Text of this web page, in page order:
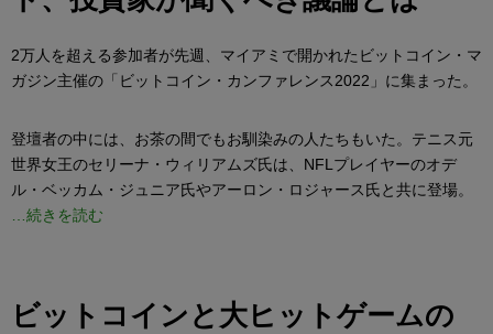
2万人を超える参加者が先週、マイアミで開かれたビットコイン・マ
ガジン主催の「ビットコイン・カンファレンス2022」に集まった。
登壇者の中には、お茶の間でもお馴染みの人たちもいた。テニス元
世界女王のセリーナ・ウィリアムズ氏は、NFLプレイヤーのオデ
ル・ベッカム・ジュニア氏やアーロン・ロジャース氏と共に登場。
…続きを読む
ビットコインと大ヒットゲームの